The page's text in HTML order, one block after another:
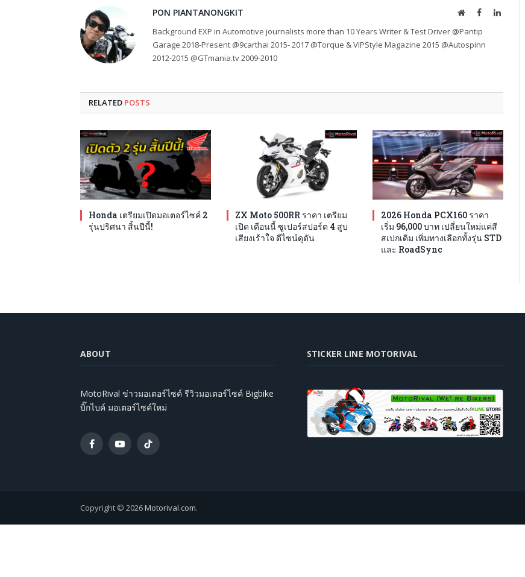
PON PIANTANONGKIT WebsiteFacebook
Background EXP in Automotive journalists more than 10 Years Writer & Test Driver @Pantip
Garage 2018-Present @9carthai 2015- 2017 @Torque & VIPStyle Magazine 2015 @Autospinn
2012-2015 @GTmania.tv 2009-2010
RELATED POSTS
Honda เตรียมเปิดมอเตอร์ไซค์ 2
รุ่นปริศนา สิ้นปีนี้!
ZX Moto 500RR ราคา เตรียม
เปิด เดือนนี้ ซูเปอร์สปอร์ต 4 สูบ
เสียงเร้าใจ ดีไซน์ดุดัน
2026 Honda PCX160 ราคา
เริ่ม 96,000 บาท เปลี่ยนใหม่แค่สี
สเปกเดิม เพิ่มทางเลือกทั้งรุ่น STD
และ RoadSync
ABOUT
MotoRival ข่าวมอเตอร์ไซค์ รีวิวมอเตอร์ไซค์ Bigbike
บิ๊กไบค์ มอเตอร์ไซค์ใหม่
FacebookYouTubeTikTok
STICKER LINE MOTORIVAL
Copyright © 2026Motorival.com.